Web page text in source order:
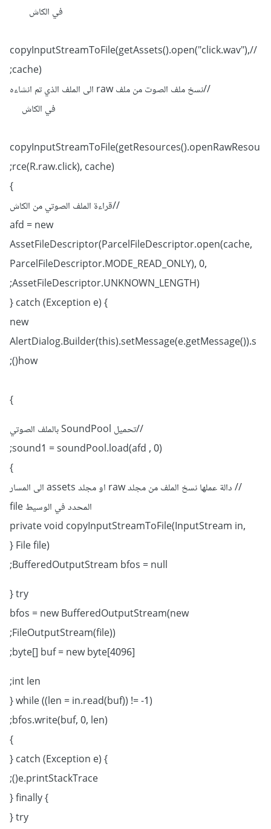
في الكاش
//copyInputStreamToFile(getAssets().open("click.wav"),
cache);
//نسخ ملف الصوت من ملف raw الى الملف الذي تم انشاءه
في الكاش
copyInputStreamToFile(getResources().openRawResou
rce(R.raw.click), cache);
}
//قراءة الملف الصوتي من الكاش
afd = new
AssetFileDescriptor(ParcelFileDescriptor.open(cache,
ParcelFileDescriptor.MODE_READ_ONLY), 0,
AssetFileDescriptor.UNKNOWN_LENGTH);
} catch (Exception e) {
new
AlertDialog.Builder(this).setMessage(e.getMessage()).s
how();
}
//تحميل SoundPool بالملف الصوتي
}
// دالة عملها نسخ الملف من مجلد raw او مجلد assets الى المسار
المحدد في الوسيط file
private void copyInputStreamToFile(InputStream in,
File file) {
bfos = new BufferedOutputStream(new
FileOutputStream(file));
}
} catch (Exception e) {
} finally {